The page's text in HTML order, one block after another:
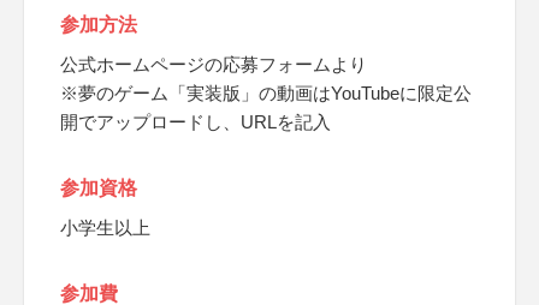
参加方法
公式ホームページの応募フォームより
※夢のゲーム「実装版」の動画はYouTubeに限定公
開でアップロードし、URLを記入
参加資格
小学生以上
参加費